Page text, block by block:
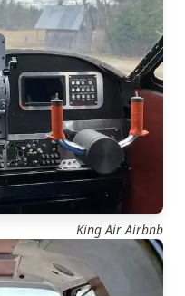
King Air Airbnb